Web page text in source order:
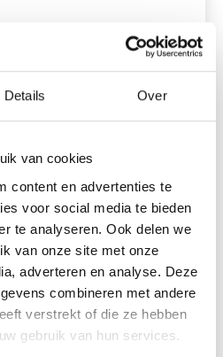
Details Over
van cookies
content en advertenties te
voor social media te bieden
te analyseren. Ook delen we
van onze site met onze
adverteren en analyse. Deze
combineren met andere
verstrekt of die ze hebben
gebruik van hun services.